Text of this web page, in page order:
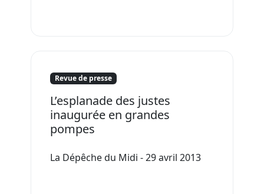
Revue de presse
L’esplanade des justes
inaugurée en grandes
pompes
La Dépêche du Midi - 29 avril 2013